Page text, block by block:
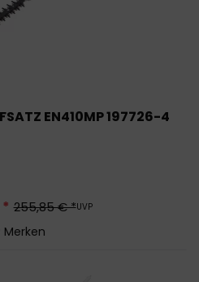
EN410MP 197726-4
255,85 € *UVP
Merken